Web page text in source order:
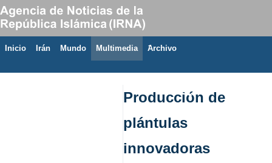
Inicio Irán Mundo Multimedia َArchivo
Producción de
plántulas
innovadoras